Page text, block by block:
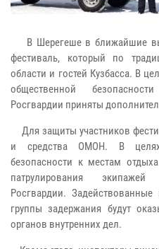
В Шерегеше в ближайшие
фестиваль, который по
области и гостей Кузбасса. В
общественной
Росгвардии приняты
Для защиты участников
и средства ОМОН. В
безопасности к местам
патрулирования
Росгвардии.
группы задержания будут
органов внутренних дел.